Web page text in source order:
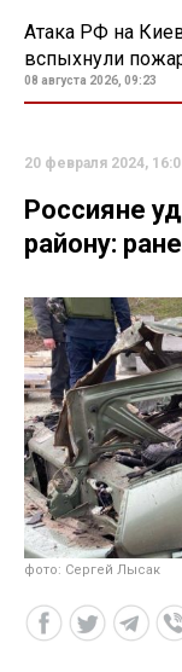
Атака РФ на
вспыхнули
08 августа 2026, 09:23
20 февраля 2024,
Россияне
району:
фото: Сергей Лысак